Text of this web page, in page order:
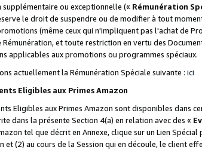
supplémentaire ou exceptionnelle (« Rémunération
le droit de suspendre ou de modifier à tout
(même ceux qui n'impliquent pas l'achat de
Rémunération, et toute restriction en vertu des
applicables aux promotions ou programmes spéciaux.
actuellement la Rémunération Spéciale suivante : ici
Eligibles aux Primes Amazon
Eligibles aux Primes Amazon sont disponibles dans
dans la présente Section 4(a) en relation avec des «
tel que décrit en Annexe, clique sur un Lien
et (2) au cours de la Session qui en découle, le client